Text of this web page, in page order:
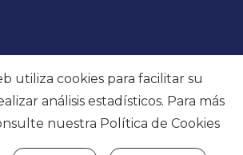
utiliza cookies para facilitar su
análisis estadísticos. Para más
nuestra Política de Cookies